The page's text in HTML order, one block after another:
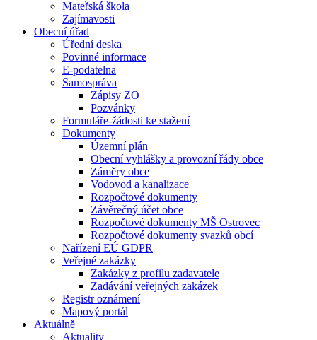
Mateřská škola
Zajímavosti
Obecní úřad
Úřední deska
Povinné informace
E-podatelna
Samospráva
Zápisy ZO
Pozvánky
Formuláře-žádosti ke stažení
Dokumenty
Územní plán
Obecní vyhlášky a provozní řády obce
Záměry obce
Vodovod a kanalizace
Rozpočtové dokumenty
Závěrečný účet obce
Rozpočtové dokumenty MŠ Ostrovec
Rozpočtové dokumenty svazků obcí
Nařízení EÚ GDPR
Veřejné zakázky
Zakázky z profilu zadavatele
Zadávání veřejných zakázek
Registr oznámení
Mapový portál
Aktuálně
Aktuality